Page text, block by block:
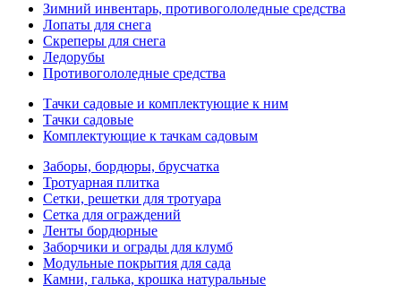
Зимний инвентарь, противогололедные средства
Лопаты для снега
Скреперы для снега
Ледорубы
Противогололедные средства
Тачки садовые и комплектующие к ним
Тачки садовые
Комплектующие к тачкам садовым
Заборы, бордюры, брусчатка
Тротуарная плитка
Сетки, решетки для тротуара
Сетка для ограждений
Ленты бордюрные
Заборчики и ограды для клумб
Модульные покрытия для сада
Камни, галька, крошка натуральные